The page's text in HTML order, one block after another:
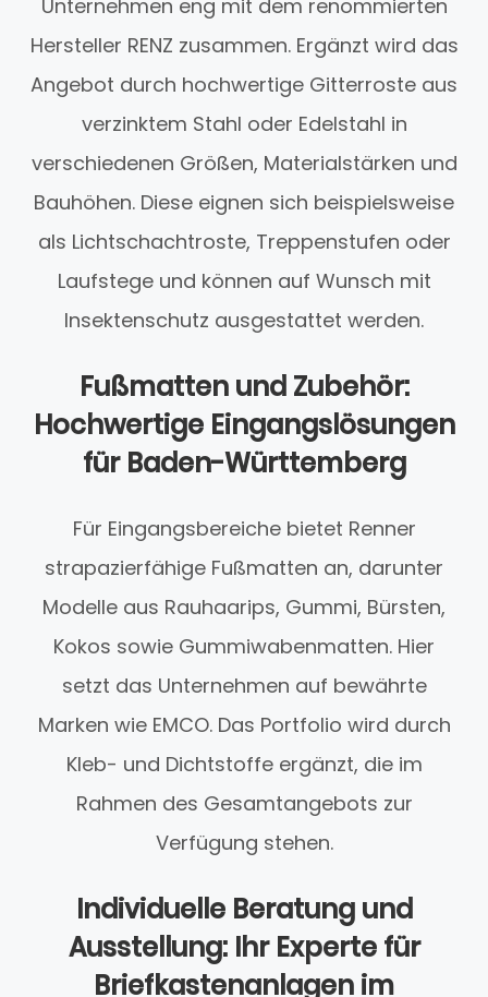
Unternehmen eng mit dem renommierten
Hersteller RENZ zusammen. Ergänzt wird das
Angebot durch hochwertige Gitterroste aus
verzinktem Stahl oder Edelstahl in
verschiedenen Größen, Materialstärken und
Bauhöhen. Diese eignen sich beispielsweise
als Lichtschachtroste, Treppenstufen oder
Laufstege und können auf Wunsch mit
Insektenschutz ausgestattet werden.
Fußmatten und Zubehör:
Hochwertige Eingangslösungen
für Baden-Württemberg
Für Eingangsbereiche bietet Renner
strapazierfähige Fußmatten an, darunter
Modelle aus Rauhaarips, Gummi, Bürsten,
Kokos sowie Gummiwabenmatten. Hier
setzt das Unternehmen auf bewährte
Marken wie EMCO. Das Portfolio wird durch
Kleb- und Dichtstoffe ergänzt, die im
Rahmen des Gesamtangebots zur
Verfügung stehen.
Individuelle Beratung und
Ausstellung: Ihr Experte für
Briefkastenanlagen im